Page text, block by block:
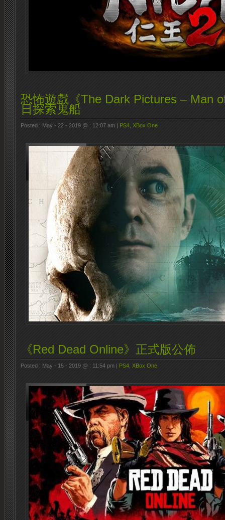
恐怖遊戲《The Dark Pictures – Man
日探索鬼船
Posted : May - 22 - 2019 @ : 12:07 am | PS4 XBox One
《Red Dead Online》正式版公佈
Posted : May - 15 - 2019 @ : 11:54 pm | PS4 XBox One